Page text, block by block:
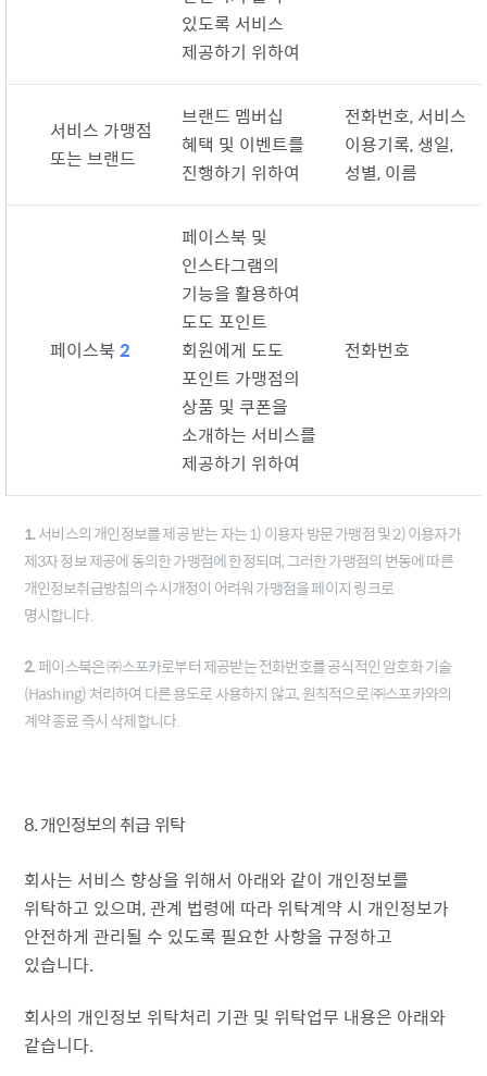
있도록 서비스
제공하기 위하여
서비스 가맹점
또는 브랜드
브랜드 멤버십
혜택 및 이벤트를
진행하기 위하여
전화번호, 서비스
이용기록, 생일,
성별, 이름
페이스북2
페이스북 및
인스타그램의
기능을 활용하여
도도 포인트
회원에게 도도
포인트 가맹점의
상품 및 쿠폰을
소개하는 서비스를
제공하기 위하여
전화번호
1.서비스의 개인정보를 제공 받는 자는 1) 이용자 방문 가맹점 및 2) 이용자가
제3자 정보 제공에 동의한 가맹점에 한정되며, 그러한 가맹점의 변동에 따른
개인정보취급방침의 수시개정이 어려워 가맹점을 페이지 링크로
명시합니다.
2.페이스북은 ㈜스포카로부터 제공받는 전화번호를 공식적인 암호화 기술
(Hashing) 처리하여 다른 용도로 사용하지 않고, 원칙적으로 ㈜스포카와의
계약 종료 즉시 삭제합니다.
8. 개인정보의 취급 위탁
회사는 서비스 향상을 위해서 아래와 같이 개인정보를
위탁하고 있으며, 관계 법령에 따라 위탁계약 시 개인정보가
안전하게 관리될 수 있도록 필요한 사항을 규정하고
있습니다.
회사의 개인정보 위탁처리 기관 및 위탁업무 내용은 아래와
같습니다.